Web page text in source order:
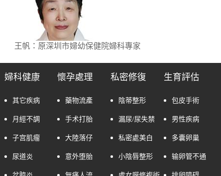
王帆：原深圳市婦幼保健院婦科專家
婦科健康
其它疾病
月經不調
子宫肌瘤
尿道炎
懷孕處理
藥物流產
手术打胎
大陸落仔
意外堕胎
私密修復
陰蒂整形
漏尿/尿失禁
私密處美白
小陰唇整形
生育評估
包皮手術
男性疾病
多囊卵巢
输卵管不通